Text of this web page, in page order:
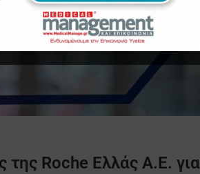
Roche Ελλάς Α.Ε. για